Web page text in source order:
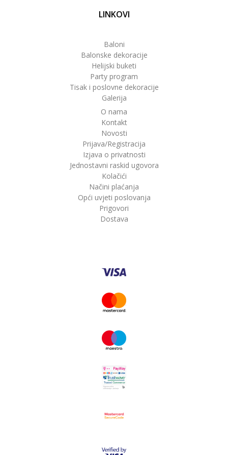
LINKOVI
Baloni
Balonske dekoracije
Helijski buketi
Party program
Tisak i poslovne dekoracije
Galerija
O nama
Kontakt
Novosti
Prijava/Registracija
Izjava o privatnosti
Jednostavni raskid ugovora
Kolačići
Načini plaćanja
Opći uvjeti poslovanja
Prigovori
Dostava